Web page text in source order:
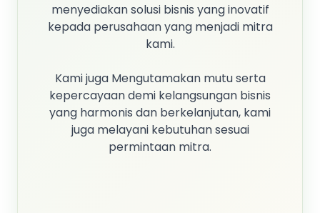
menyediakan solusi bisnis yang inovatif
kepada perusahaan yang menjadi mitra
kami.
Kami juga Mengutamakan mutu serta
kepercayaan demi kelangsungan bisnis
yang harmonis dan berkelanjutan, kami
juga melayani kebutuhan sesuai
permintaan mitra.